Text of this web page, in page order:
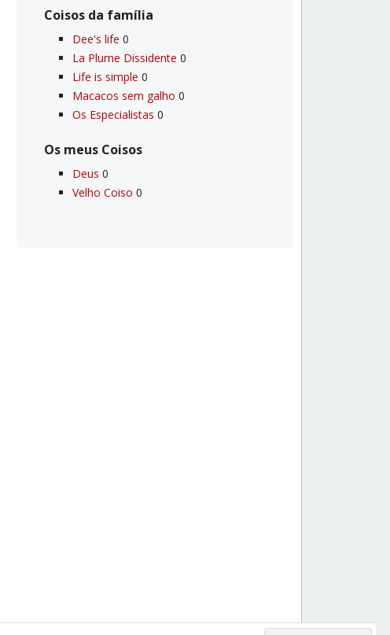
Coisos da famí­lia
Dee's life 0
La Plume Dissidente 0
Life is simple 0
Macacos sem galho 0
Os Especialistas 0
Os meus Coisos
Deus 0
Velho Coiso 0